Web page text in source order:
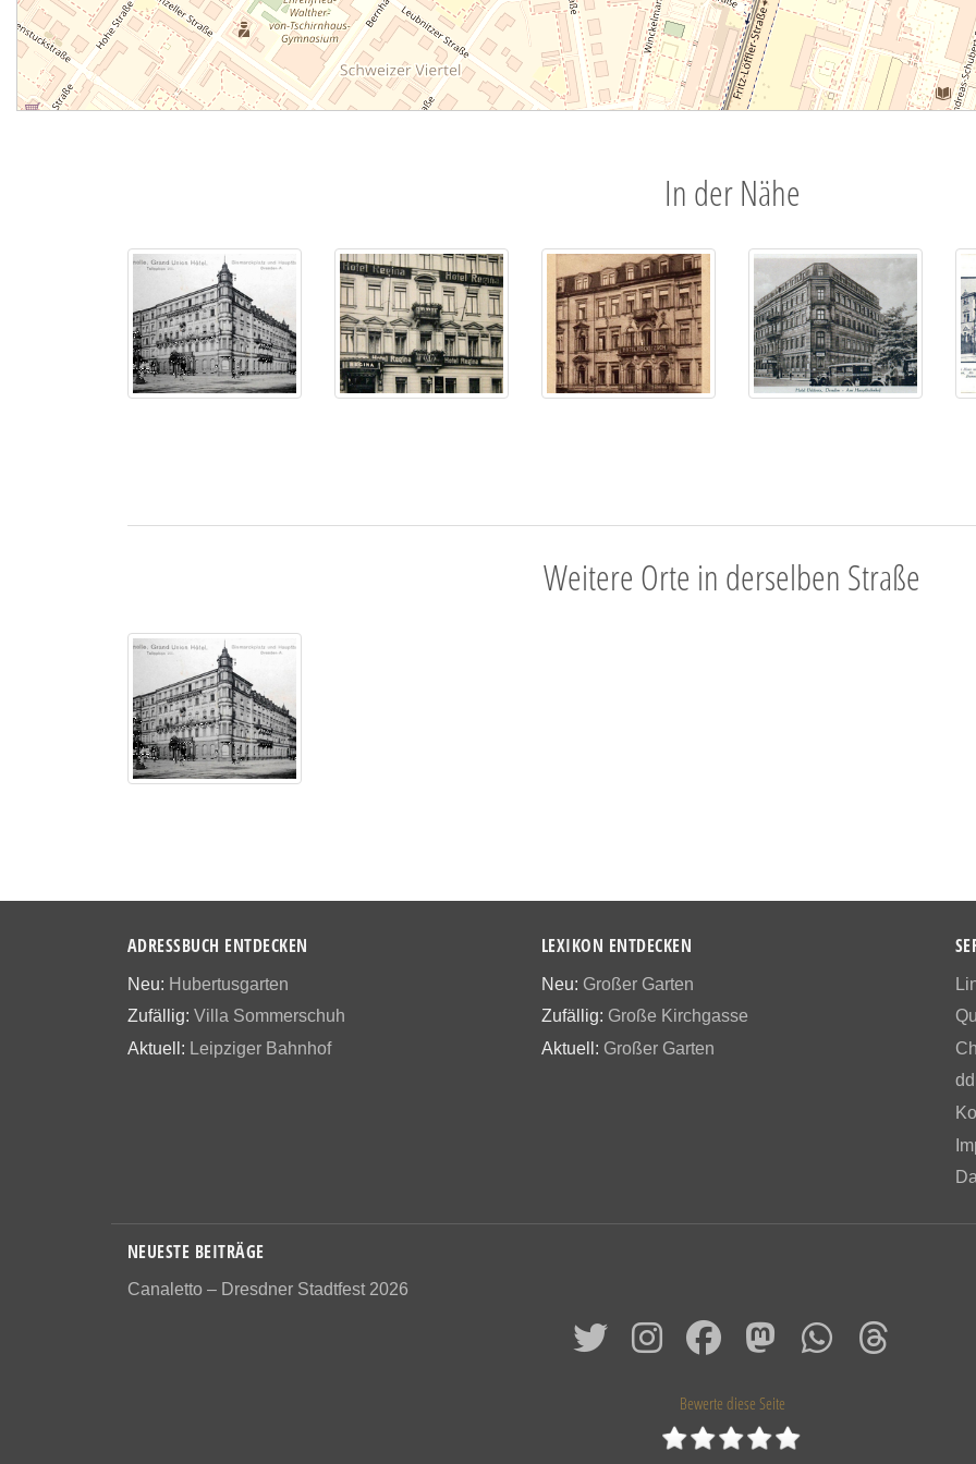
In der Nähe
Weitere Orte in derselben Straße
ADRESSBUCH ENTDECKEN
Neu: Hubertusgarten
Zufällig: Villa Sommerschuh
Aktuell: Leipziger Bahnhof
LEXIKON ENTDECKEN
Neu: Großer Garten
Zufällig: Große Kirchgasse
Aktuell: Großer Garten
NEUESTE BEITRÄGE
Canaletto – Dresdner Stadtfest 2026
Bewerte diese Seite